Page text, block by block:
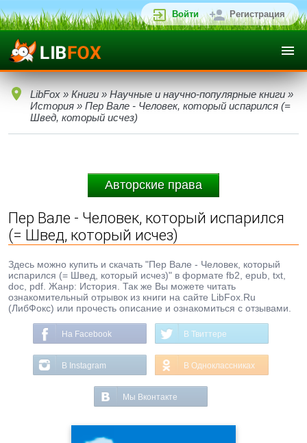
Войти Регистрация
LibFox » Книги » Научные и научно-популярные книги »
История » Пер Вале - Человек, который испарился (=
Швед, который исчез)
Авторские права
Пер Вале - Человек, который испарился
(= Швед, который исчез)
Здесь можно купить и скачать "Пер Вале - Человек, который
испарился (= Швед, который исчез)" в формате fb2, epub, txt,
doc, pdf. Жанр: История. Так же Вы можете читать
ознакомительный отрывок из книги на сайте LibFox.Ru
(ЛибФокс) или прочесть описание и ознакомиться с отзывами.
На Facebook В Твиттере
В Instagram В Одноклассниках
Мы Вконтакте